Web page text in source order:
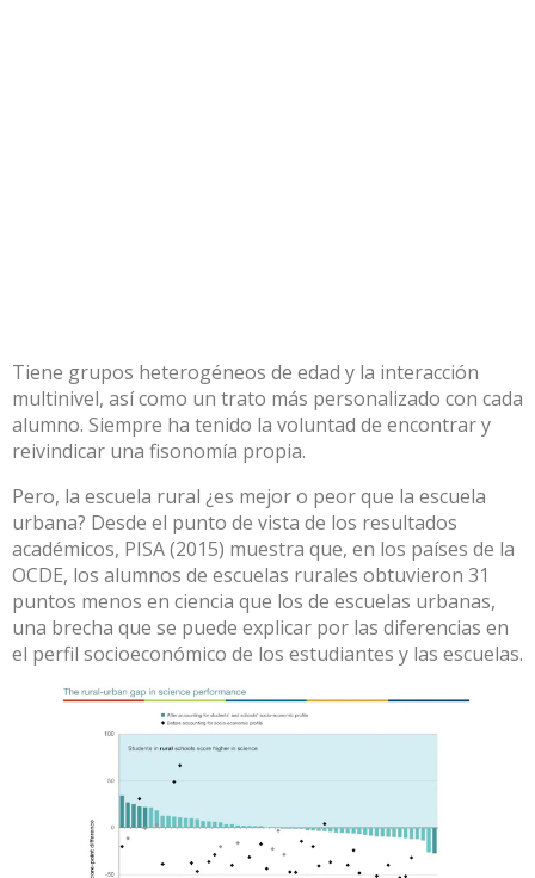
Tiene grupos heterogéneos de edad y la interacción
multinivel, así como un trato más personalizado con cada
alumno. Siempre ha tenido la voluntad de encontrar y
reivindicar una fisonomía propia.
Pero, la escuela rural ¿es mejor o peor que la escuela
urbana? Desde el punto de vista de los resultados
académicos, PISA (2015) muestra que, en los países de la
OCDE, los alumnos de escuelas rurales obtuvieron 31
puntos menos en ciencia que los de escuelas urbanas,
una brecha que se puede explicar por las diferencias en
el perfil socioeconómico de los estudiantes y las escuelas.